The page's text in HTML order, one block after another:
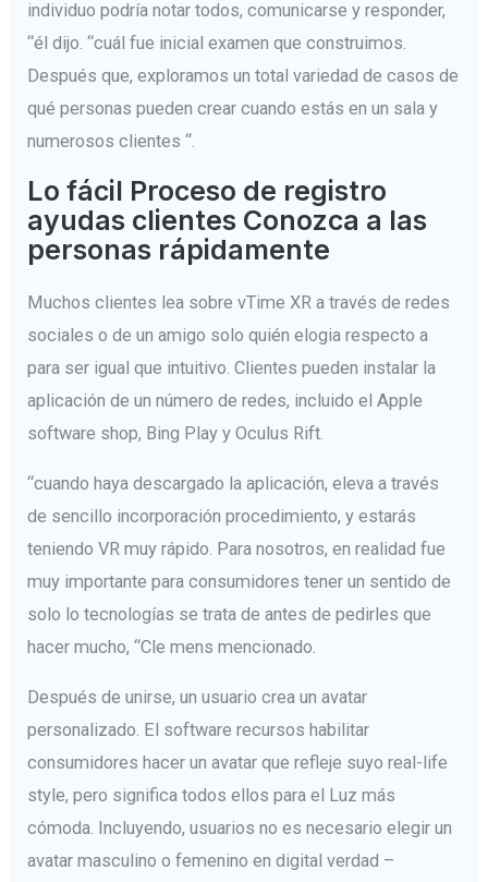
individuo podría notar todos, comunicarse y responder,
“él dijo. “cuál fue inicial examen que construimos.
Después que, exploramos un total variedad de casos de
qué personas pueden crear cuando estás en un sala y
numerosos clientes “.
Lo fácil Proceso de registro
ayudas clientes Conozca a las
personas rápidamente
Muchos clientes lea sobre vTime XR a través de redes
sociales o de un amigo solo quién elogia respecto a
para ser igual que intuitivo. Clientes pueden instalar la
aplicación de un número de redes, incluido el Apple
software shop, Bing Play y Oculus Rift.
“cuando haya descargado la aplicación, eleva a través
de sencillo incorporación procedimiento, y estarás
teniendo VR muy rápido. Para nosotros, en realidad fue
muy importante para consumidores tener un sentido de
solo lo tecnologías se trata de antes de pedirles que
hacer mucho, “Cle mens mencionado.
Después de unirse, un usuario crea un avatar
personalizado. El software recursos habilitar
consumidores hacer un avatar que refleje suyo real-life
style, pero significa todos ellos para el Luz más
cómoda. Incluyendo, usuarios no es necesario elegir un
avatar masculino o femenino en digital verdad –